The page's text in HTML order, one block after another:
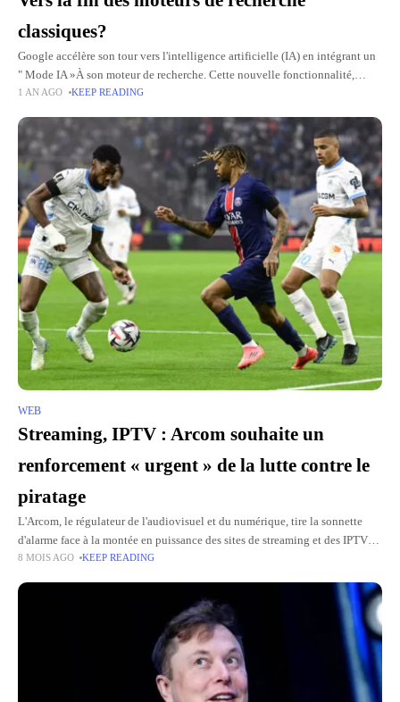
classiques?
Google accélère son tour vers l'intelligence artificielle (IA) en intégrant un
" Mode IA »À son moteur de recherche. Cette nouvelle fonctionnalité,
actuellement Dans la phase de testOffre des réponses
1 AN AGO KEEP READING
WEB
Streaming, IPTV : Arcom souhaite un
renforcement « urgent » de la lutte contre le
piratage
L'Arcom, le régulateur de l'audiovisuel et du numérique, tire la sonnette
d'alarme face à la montée en puissance des sites de streaming et des IPTV
proposant de regarder illégalement des
8 MOIS AGO KEEP READING